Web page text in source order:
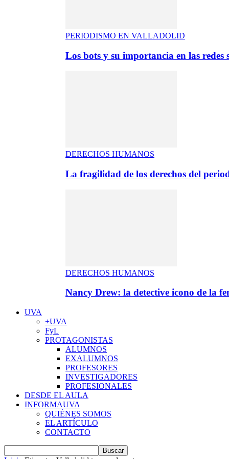
PERIODISMO EN VALLADOLID
Los bots y su importancia en las redes
DERECHOS HUMANOS
La fragilidad de los derechos del
DERECHOS HUMANOS
Nancy Drew: la detective icono de la
UVA
+UVA
FyL
PROTAGONISTAS
ALUMNOS
EXALUMNOS
PROFESORES
INVESTIGADORES
PROFESIONALES
DESDE EL AULA
INFORMAUVA
QUIÉNES SOMOS
EL ARTÍCULO
CONTACTO